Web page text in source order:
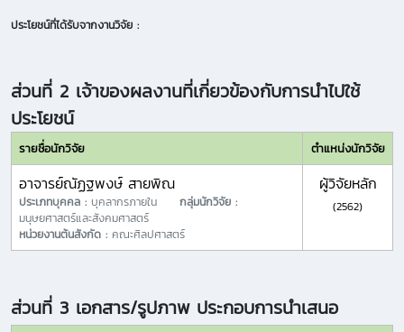
ประโยชน์ที่ได้รับจากงานวิจัย :
ส่วนที่ 2 เจ้าของผลงานที่เกี่ยวข้องกับการนำไปใช้
ประโยชน์
รายชื่อนักวิจัย ตำแหน่งนักวิจัย
อาจารย์ณัฏฐพงษ์ สายพิณ
ประเภทบุคคล : บุคลากรภายใน กลุ่มนักวิจัย :
มนุษยศาสตร์และสังคมศาสตร์
หน่วยงานต้นสังกัด : คณะศิลปศาสตร์
ผู้วิจัยหลัก
(2562)
ส่วนที่ 3 เอกสาร/รูปภาพ ประกอบการนำเสนอ